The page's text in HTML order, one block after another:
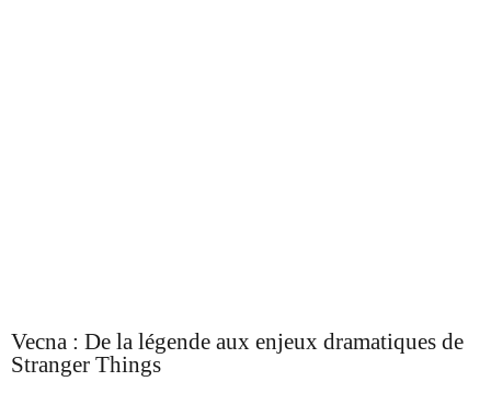
Vecna : De la légende aux enjeux dramatiques de
Stranger Things